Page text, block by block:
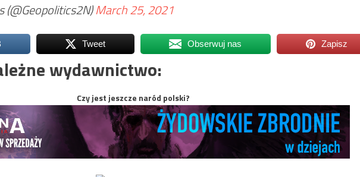
March 25, 2021
Tweet Obserwuj nas Zapisz
wydawnictwo:
Czy jest jeszcze naród polski?